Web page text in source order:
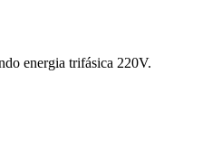
energia trifásica 220V.